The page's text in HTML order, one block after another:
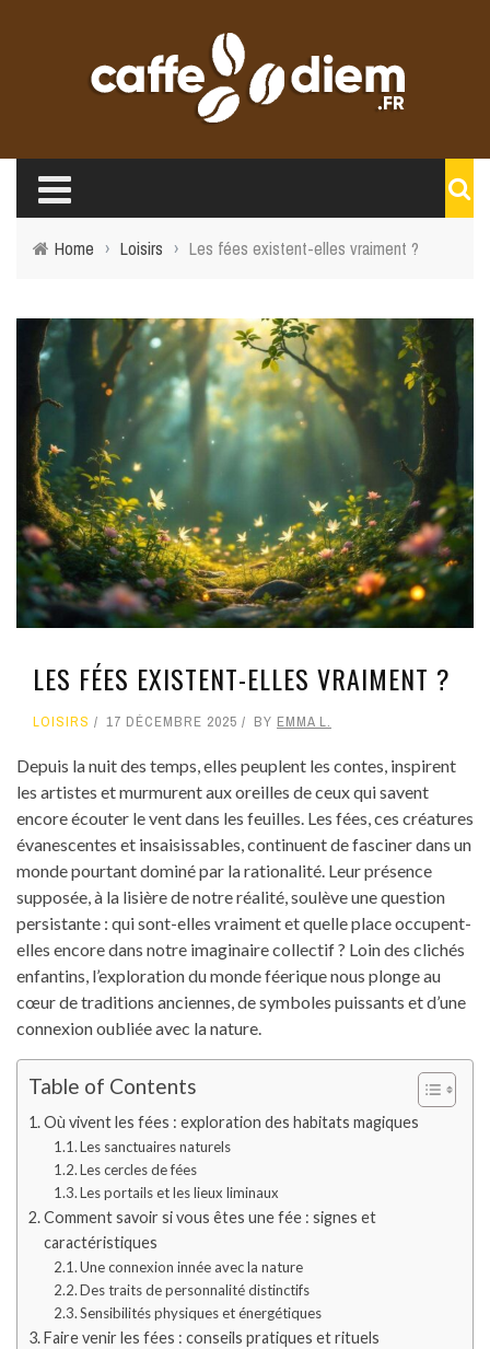
Home › Loisirs › Les fées existent-elles vraiment ?
LES FÉES EXISTENT-ELLES VRAIMENT ?
LOISIRS 17 DÉCEMBRE 2025 BY EMMA L.
Depuis la nuit des temps, elles peuplent les contes, inspirent
les artistes et murmurent aux oreilles de ceux qui savent
encore écouter le vent dans les feuilles. Les fées, ces créatures
évanescentes et insaisissables, continuent de fasciner dans un
monde pourtant dominé par la rationalité. Leur présence
supposée, à la lisière de notre réalité, soulève une question
persistante : qui sont-elles vraiment et quelle place occupent-
elles encore dans notre imaginaire collectif ? Loin des clichés
enfantins, l’exploration du monde féerique nous plonge au
cœur de traditions anciennes, de symboles puissants et d’une
connexion oubliée avec la nature.
Table of Contents
Où vivent les fées : exploration des habitats magiques
Les sanctuaires naturels
Les cercles de fées
Les portails et les lieux liminaux
Comment savoir si vous êtes une fée : signes et
caractéristiques
Une connexion innée avec la nature
Des traits de personnalité distinctifs
Sensibilités physiques et énergétiques
Faire venir les fées : conseils pratiques et rituels